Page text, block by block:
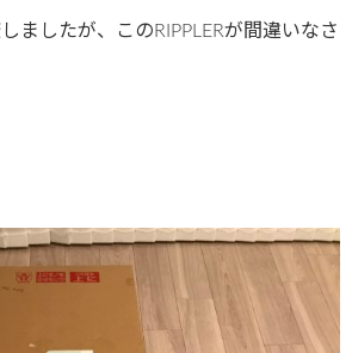
ましたが、このRIPPLERが間違いなさ